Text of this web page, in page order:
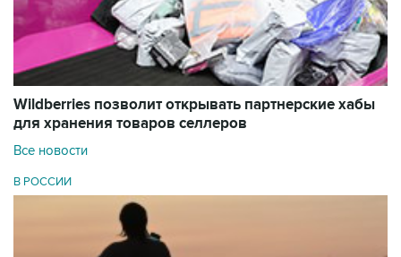
Wildberries позволит открывать партнерские хабы
для хранения товаров селлеров
Все новости
В РОССИИ